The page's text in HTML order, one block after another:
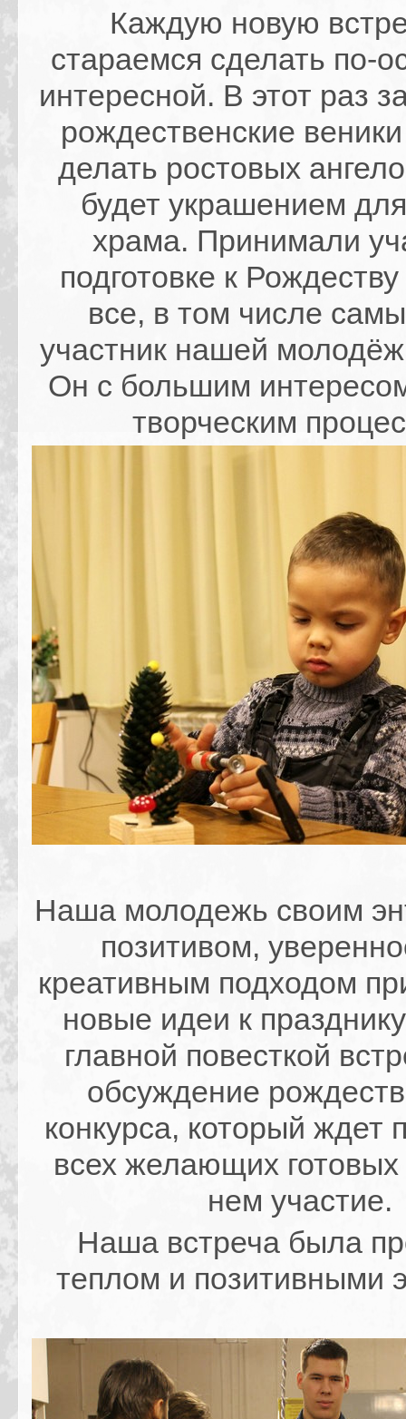
Каждую новую
стараемся сделать по-
интересной. В этот раз
рождественские
делать ростовых
будет украшением
храма. Принимали
подготовке к
все, в том числе
участник нашей
Он с большим
творческим
Наша молодежь своим
позитивом,
креативным подходом
новые идеи к
главной повесткой
обсуждение
конкурса, который ждет
всех желающих готовых
нем участие.
Наша встреча была
теплом и позитивными